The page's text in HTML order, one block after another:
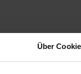
Über